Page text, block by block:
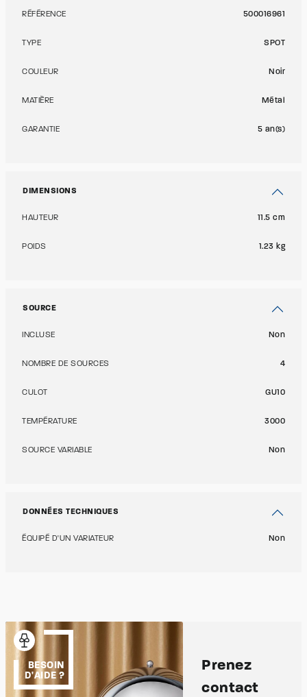
RÉFÉRENCE 500016961
TYPE SPOT
COULEUR Noir
MATIÈRE Métal
GARANTIE 5 an(s)
DIMENSIONS
HAUTEUR 11.5 cm
POIDS 1.23 kg
SOURCE
INCLUSE Non
NOMBRE DE SOURCES 4
CULOT GU10
TEMPÉRATURE 3000
SOURCE VARIABLE Non
DONNÉES TECHNIQUES
ÉQUIPÉ D'UN VARIATEUR Non
BESOIN
D'AIDE ?
Prenez
contact